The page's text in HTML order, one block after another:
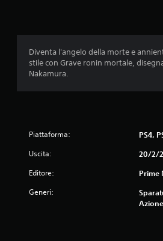
Diventa l'angelo della morte e
stile con Grave ronin mortale,
Nakamura.
Piattaforma: PS4,
Uscita: 20/2/
Editore: Prime
Generi:
Azione